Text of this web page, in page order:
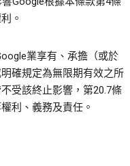
。
業享有、承擔（或於
確規定為無限期有效之所
受該終止影響，第20.7條
利、義務及責任。